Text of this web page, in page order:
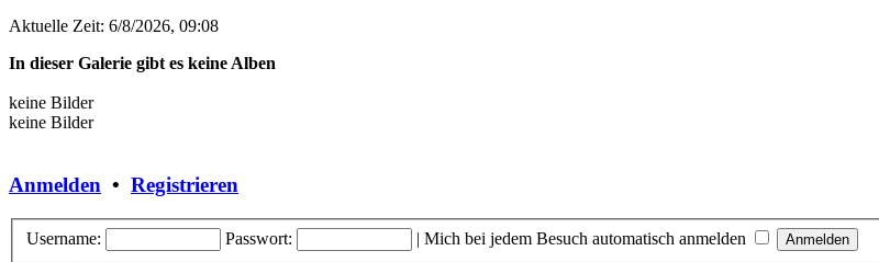
Aktuelle Zeit: 6/8/2026, 09:08
In dieser Galerie gibt es keine Alben
keine Bilder
keine Bilder
Anmelden • Registrieren
Username: Passwort: | Mich bei jedem Besuch automatisch anmelden